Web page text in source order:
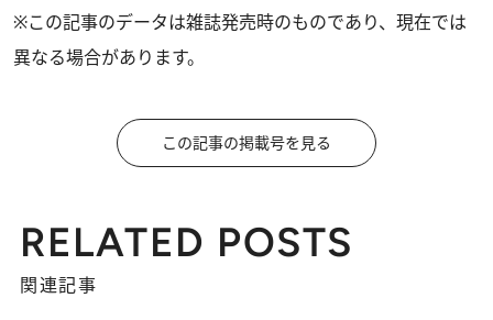
※この記事のデータは雑誌発売時のものであり、現在では
異なる場合があります。
この記事の掲載号を見る
RELATED POSTS
関連記事